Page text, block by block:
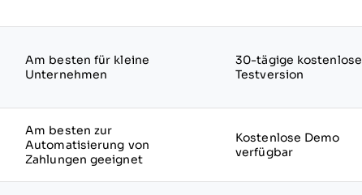
Am besten für kleine
Unternehmen
30-tägige kostenlose
Testversion
Am besten zur
Automatisierung von
Zahlungen geeignet
Kostenlose Demo
verfügbar